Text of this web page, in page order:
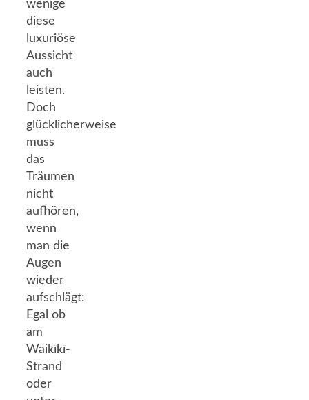
wenige
diese
luxuriöse
Aussicht
auch
leisten.
Doch
glücklicherweise
muss
das
Träumen
nicht
aufhören,
wenn
man die
Augen
wieder
aufschlägt:
Egal ob
am
Waikīkī-
Strand
oder